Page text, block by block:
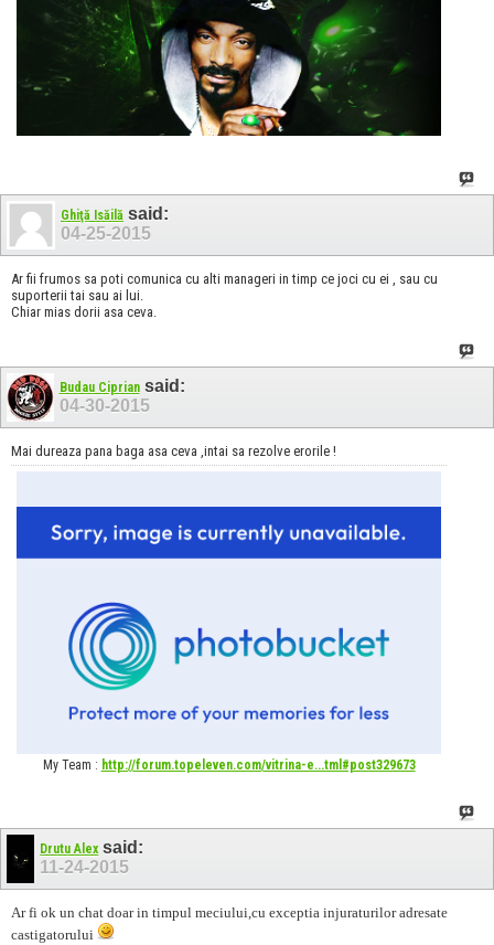
Ghiţă Isăilă said:
04-25-2015
Ar fii frumos sa poti comunica cu alti manageri in timp ce joci cu ei , sau cu
suporterii tai sau ai lui.
Chiar mias dorii asa ceva.
Budau Cipriansaid:
04-30-2015
Mai dureaza pana baga asa ceva ,intai sa rezolve erorile !
My Team : http://forum.topeleven.com/vitrina-e...tml#post329673
Drutu Alex said:
11-24-2015
Ar fi ok un chat doar in timpul meciului,cu exceptia injuraturilor adresate
castigatorului